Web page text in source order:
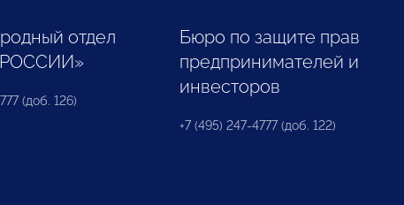
отдел
(доб. 126)
Бюро по защите прав
предпринимателей и
инвесторов
+7 (495) 247-4777 (доб. 122)